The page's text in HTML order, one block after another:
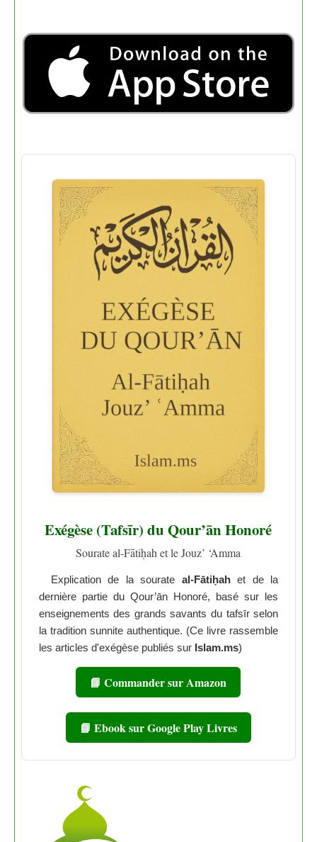
Exégèse (Tafsīr) du Qour’ān Honoré
Sourate al-Fātiḥah et le Jouz’ ‘Amma
Explication de la sourate al-Fātiḥahet de la
dernière partie du Qour’ān Honoré, basé sur les
enseignements des grands savants du tafsīr selon
la tradition sunnite authentique. (Ce livre rassemble
les articles d'exégèse publiés sur Islam.ms)
📘 Commander sur Amazon
📘 Ebook sur Google Play Livres